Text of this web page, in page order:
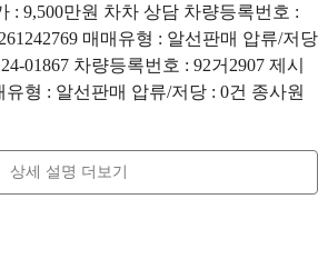
: 9,500만원 차차 상담 차량등록번호 :
매매유형 : 알선판매 압류/저당
01867 차량등록번호 : 92거2907 제시
유형 : 알선판매 압류/저당 : 0건 종사원
상세 설명 더보기